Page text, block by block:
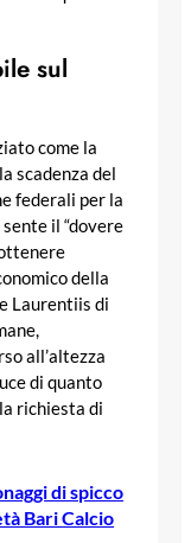
sul
come la
scadenza del
federali per la
il “dovere
della
Laurentiis di
all’altezza
di quanto
richiesta di
di spicco
Bari Calcio